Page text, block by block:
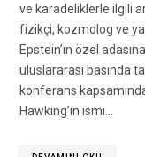
ve karadeliklerle ilgili
fizikçi, kozmolog ve
Epstein’ın özel
uluslararası basında
konferans
Hawking’in ismi…